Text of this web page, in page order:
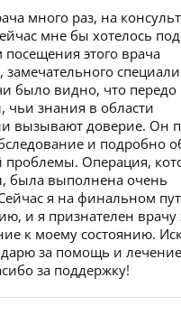
много раз, на
мне бы хотелось
этого врача
замечательного
было видно, что
чьи знания в области
вызывают доверие. Он
и подробно
проблемы. Операция,
была выполнена очень
я на финальном
и я признателен врачу
к моему состоянию.
за помощь и
за поддержку!